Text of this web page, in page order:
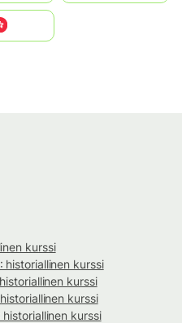
kurssi
historiallinen kurssi
kurssi
kurssi
historiallinen kurssi